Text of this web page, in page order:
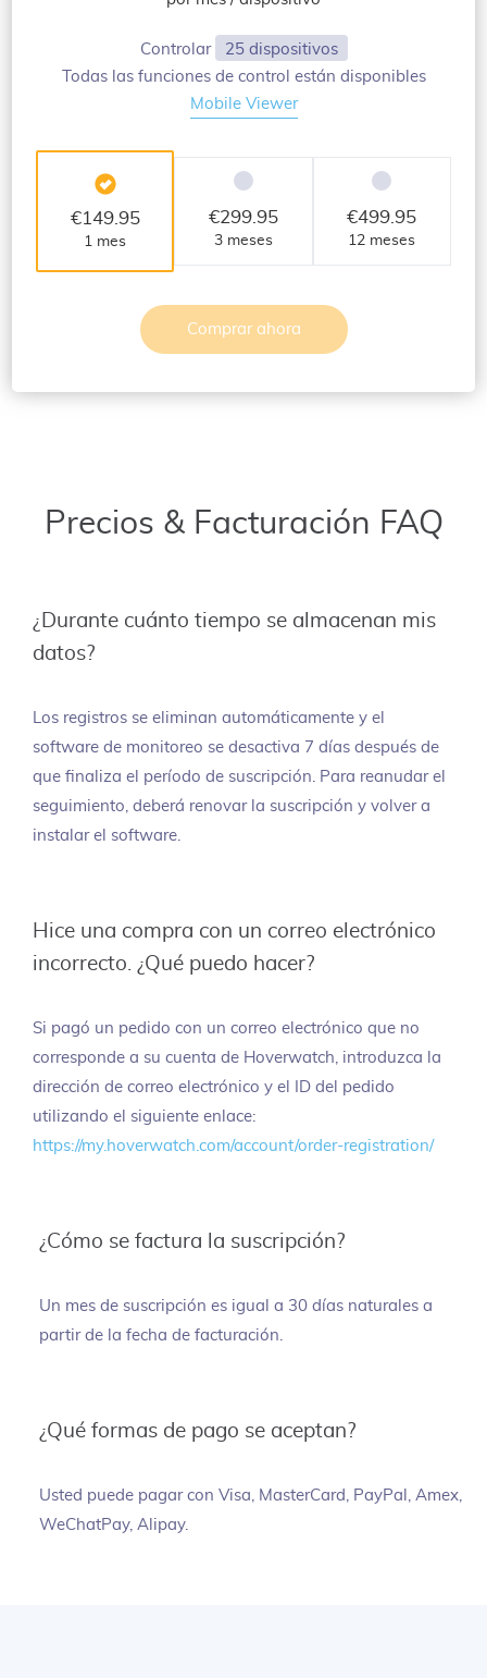
Controlar
25 dispositivos
Todas las funciones de control están disponibles
Mobile Viewer
€149.95
1 mes
€299.95
3 meses
€499.95
12 meses
Comprar ahora
Precios & Facturación FAQ
¿Durante cuánto tiempo se almacenan mis
datos?
Los registros se eliminan automáticamente y el
software de monitoreo se desactiva 7 días después de
que finaliza el período de suscripción. Para reanudar el
seguimiento, deberá renovar la suscripción y volver a
instalar el software.
Hice una compra con un correo electrónico
incorrecto. ¿Qué puedo hacer?
Si pagó un pedido con un correo electrónico que no
corresponde a su cuenta de Hoverwatch, introduzca la
dirección de correo electrónico y el ID del pedido
utilizando el siguiente enlace:
https://my.hoverwatch.com/account/order-registration/
¿Cómo se factura la suscripción?
Un mes de suscripción es igual a 30 días naturales a
partir de la fecha de facturación.
¿Qué formas de pago se aceptan?
Usted puede pagar con Visa, MasterCard, PayPal, Amex,
WeChatPay, Alipay.